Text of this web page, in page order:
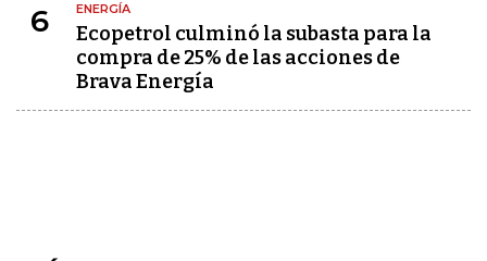
6 ENERGÍA
Ecopetrol culminó la subasta para la
compra de 25% de las acciones de
Brava Energía